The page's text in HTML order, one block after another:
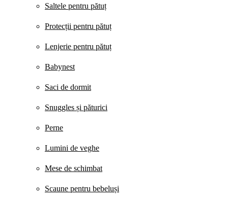
Saltele pentru pătuț
Protecții pentru pătuț
Lenjerie pentru pătuț
Babynest
Saci de dormit
Snuggles și păturici
Perne
Lumini de veghe
Mese de schimbat
Scaune pentru bebeluși